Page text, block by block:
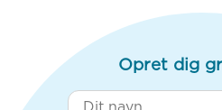
Opret dig